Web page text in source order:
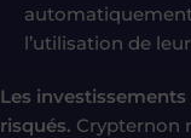
l’utilisation de
Les
risqués. Crypternon